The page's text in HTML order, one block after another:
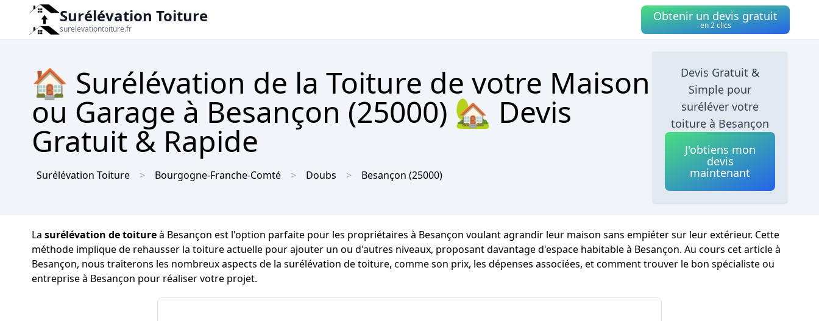
Surélévation Toiture
surelevationtoiture.fr
Obtenir un devis gratuit
en 2 clics
🏠 Surélévation de la Toiture de votre Maison
ou Garage à Besançon (25000) 🏡 Devis
Gratuit & Rapide
Surélévation Toiture Bourgogne-Franche-Comté Doubs Besançon (25000)
Devis Gratuit &
Simple pour
suréléver votre
toiture à Besançon
J'obtiens mon
devis
maintenant
La surélévation de toitureà Besançon est l'option parfaite pour les propriétaires à Besançon voulant agrandir leur maison sans empiéter sur leur extérieur. Cette
méthode implique de rehausser la toiture actuelle pour ajouter un ou d'autres niveaux, proposant davantage d'espace habitable à Besançon. Au cours cet article à
Besançon, nous traiterons les nombreux aspects de la surélévation de toiture, comme son prix, les dépenses associées, et comment trouver le bon spécialiste ou
entreprise à Besançon pour réaliser votre projet.